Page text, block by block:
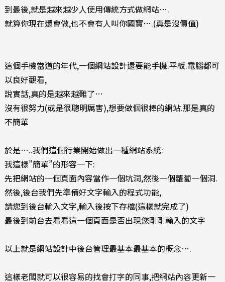
到最後,就是越來越少人使用傳統方式做網站….
就算你現在還會做,也不會有人叫你國寶….(真是沒價值)
這個手機當道的年代,一個網站設計還要能手機.平板.電腦都可
以良好觀看,
說實話,真的是越來越難了…
沒有很努力(或是很聰明厲害),想要做個很棒的網站.那是真的
不簡單
於是…..我們這個行業開始做出一種網站系統:
我這樣”簡單”的形容一下:
先把網站的一個頁面內容當作一個坑洞,然後一個蘿蔔一個洞.
然後,後台我們先準備好文字輸入的程式功能,
請您到後台輸入文字,輸入後按下存檔(這樣就完成了)
最後到前台去看看這一個頁面是否出現您剛剛輸入的文字
以上就是網站設計中後台管理最基本最基本的概念….
這樣老闆就可以很容易的找會打字的同事,把網站內容更新一